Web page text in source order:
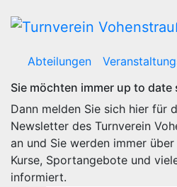
Inhalt
Abteilungen
Sie möchten immer up to date
Dann melden Sie sich hier für
Newsletter des Turnverein
an und Sie werden immer über
Kurse, Sportangebote und
informiert.